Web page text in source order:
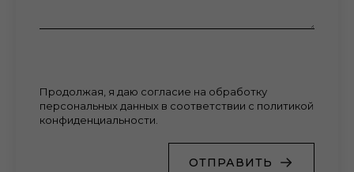
Продолжая, я даю согласие на обработку
персональных данных в соответствии с политикой
конфиденциальности.
ОТПРАВИТЬ